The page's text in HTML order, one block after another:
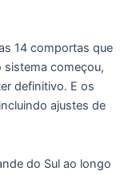
14 comportas que
começou,
definitivo. E os
ajustes de
do Sul ao longo